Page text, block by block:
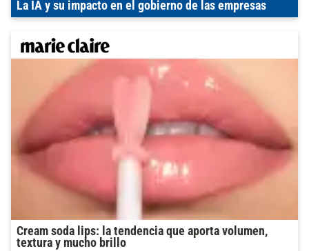
La IA y su impacto en el gobierno de las empresas
Cream soda lips: la tendencia que aporta volumen,
textura y mucho brillo